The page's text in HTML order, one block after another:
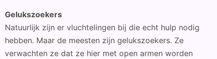
Gelukszoekers
Natuurlijk zijn er vluchtelingen bij die echt hulp nodig
hebben. Maar de meesten zijn gelukszoekers. Ze
verwachten ze dat ze hier met open armen worden